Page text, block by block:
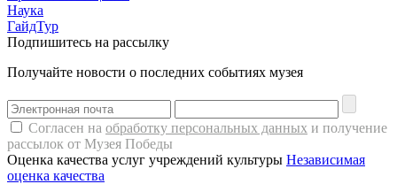
Наука
ГайдТур
Подпишитесь на рассылку
Получайте новости о последних событиях музея
Согласен на обработку персональных данных и получение
рассылок от Музея Победы
Оценка качества услуг учреждений культуры Независимая
оценка качества